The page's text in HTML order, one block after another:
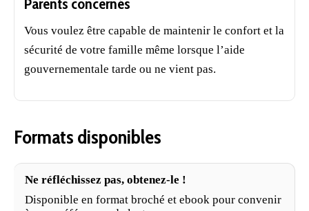
Vous voulez être capable de maintenir le confort et la
sécurité de votre famille même lorsque l’aide
gouvernementale tarde ou ne vient pas.
Formats disponibles
Ne réfléchissez pas, obtenez-le !
Disponible en format broché et ebook pour convenir